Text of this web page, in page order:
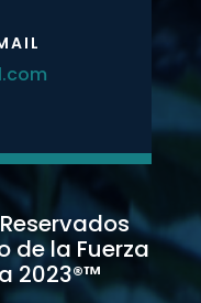
de la Fuerza
2023®™